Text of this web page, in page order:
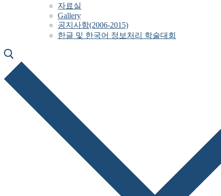
자료실
Gallery
공지사항(2006-2015)
한글 및 한국어 정보처리 학술대회